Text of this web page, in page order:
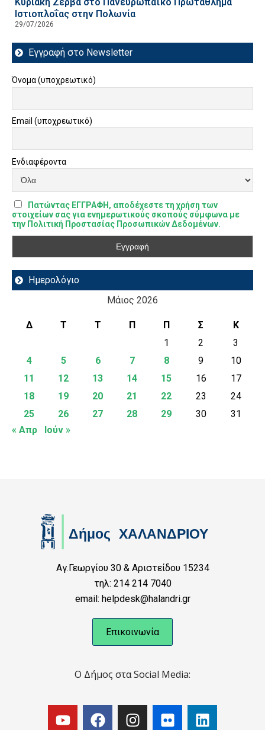
Ιστιοπλοΐας στην Πολωνία
29/07/2026
Εγγραφή στο Newsletter
Όνομα (υποχρεωτικό)
Email (υποχρεωτικό)
Ενδιαφέροντα
Πατώντας ΕΓΓΡΑΦΗ, αποδέχεστε τη χρήση των
στοιχείων σας για ενημερωτικούς σκοπούς σύμφωνα με
την Πολιτική Προστασίας Προσωπικών Δεδομένων.
Ημερολόγιο
Μάιος 2026
Δ Τ Τ Π Π Σ
Κ
1
2
3
4
5 6 7 8 9
10
11
12 13 14 15 16
17
18
19 20 21 22 23
24
25
26 27 28 29 30
31
« Απρ
Ιούν »
Αγ.Γεωργίου 30 & Αριστείδου 15234
τηλ: 214 214 7040
email: helpdesk@halandri.gr
Επικοινωνία
Ο Δήμος στα Social Media: